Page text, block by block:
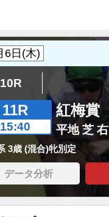
10R
11R
15:40
紅梅賞
平地 芝
3歳 (混合)牝別定
データ分析